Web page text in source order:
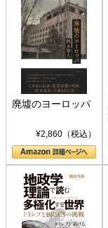
廃墟のヨーロッパ
¥2,860（税込）